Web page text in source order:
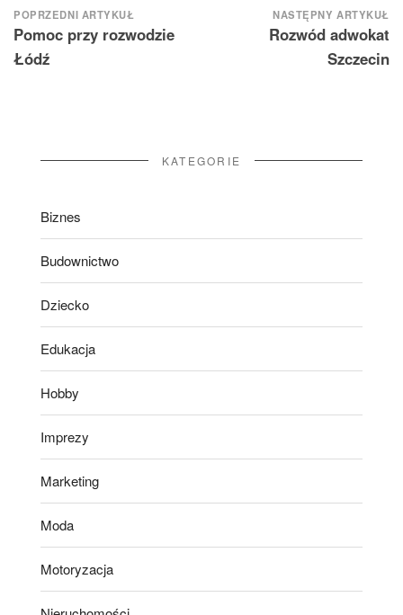
Nawigacja
wpisu
POPRZEDNI ARTYKUŁ
Pomoc przy rozwodzie
Łódź
NASTĘPNY ARTYKUŁ
Rozwód adwokat
Szczecin
KATEGORIE
Biznes
Budownictwo
Dziecko
Edukacja
Hobby
Imprezy
Marketing
Moda
Motoryzacja